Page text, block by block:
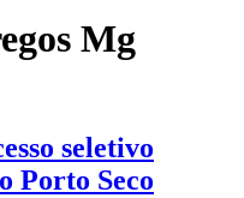
Mg
seletivo
Porto Seco